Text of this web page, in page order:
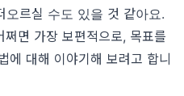
오르실 수도 있을 것 같아요.
면 가장 보편적으로, 목표를
에 대해 이야기해 보려고 합니